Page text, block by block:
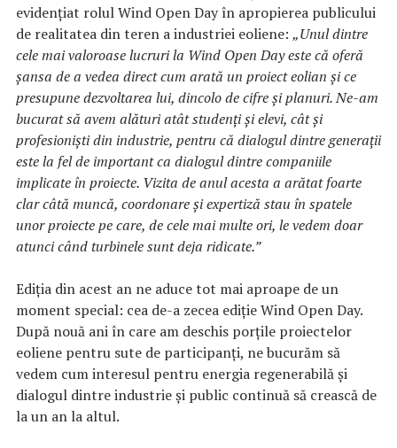
evidențiat rolul Wind Open Day în apropierea publicului
de realitatea din teren a industriei eoliene: „Unul dintre
cele mai valoroase lucruri la Wind Open Day este că oferă
șansa de a vedea direct cum arată un proiect eolian și ce
presupune dezvoltarea lui, dincolo de cifre și planuri. Ne-am
bucurat să avem alături atât studenți și elevi, cât și
profesioniști din industrie, pentru că dialogul dintre generații
este la fel de important ca dialogul dintre companiile
implicate în proiecte. Vizita de anul acesta a arătat foarte
clar câtă muncă, coordonare și expertiză stau în spatele
unor proiecte pe care, de cele mai multe ori, le vedem doar
atunci când turbinele sunt deja ridicate.”
Ediția din acest an ne aduce tot mai aproape de un
moment special: cea de-a zecea ediție Wind Open Day.
După nouă ani în care am deschis porțile proiectelor
eoliene pentru sute de participanți, ne bucurăm să
vedem cum interesul pentru energia regenerabilă și
dialogul dintre industrie și public continuă să crească de
la un an la altul.